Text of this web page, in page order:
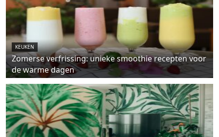
KEUKEN
Zomerse verfrissing: unieke smoothie recepten voor
de warme dagen